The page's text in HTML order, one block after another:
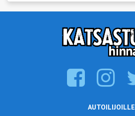
AUTOILIJOILLE